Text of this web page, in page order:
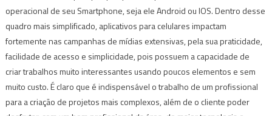
operacional de seu Smartphone, seja ele Android ou IOS. Dentro desse
quadro mais simplificado, aplicativos para celulares impactam
fortemente nas campanhas de mídias extensivas, pela sua praticidade,
facilidade de acesso e simplicidade, pois possuem a capacidade de
criar trabalhos muito interessantes usando poucos elementos e sem
muito custo. É claro que é indispensável o trabalho de um profissional
para a criação de projetos mais complexos, além de o cliente poder